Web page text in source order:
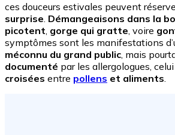
ces douceurs estivales peuvent
surprise. Démangeaisons dans la
picotent, gorge qui gratte, voire
symptômes sont les manifestations
méconnu du grand public, mais
documenté par les allergologues,
croisées entre pollens et aliments.